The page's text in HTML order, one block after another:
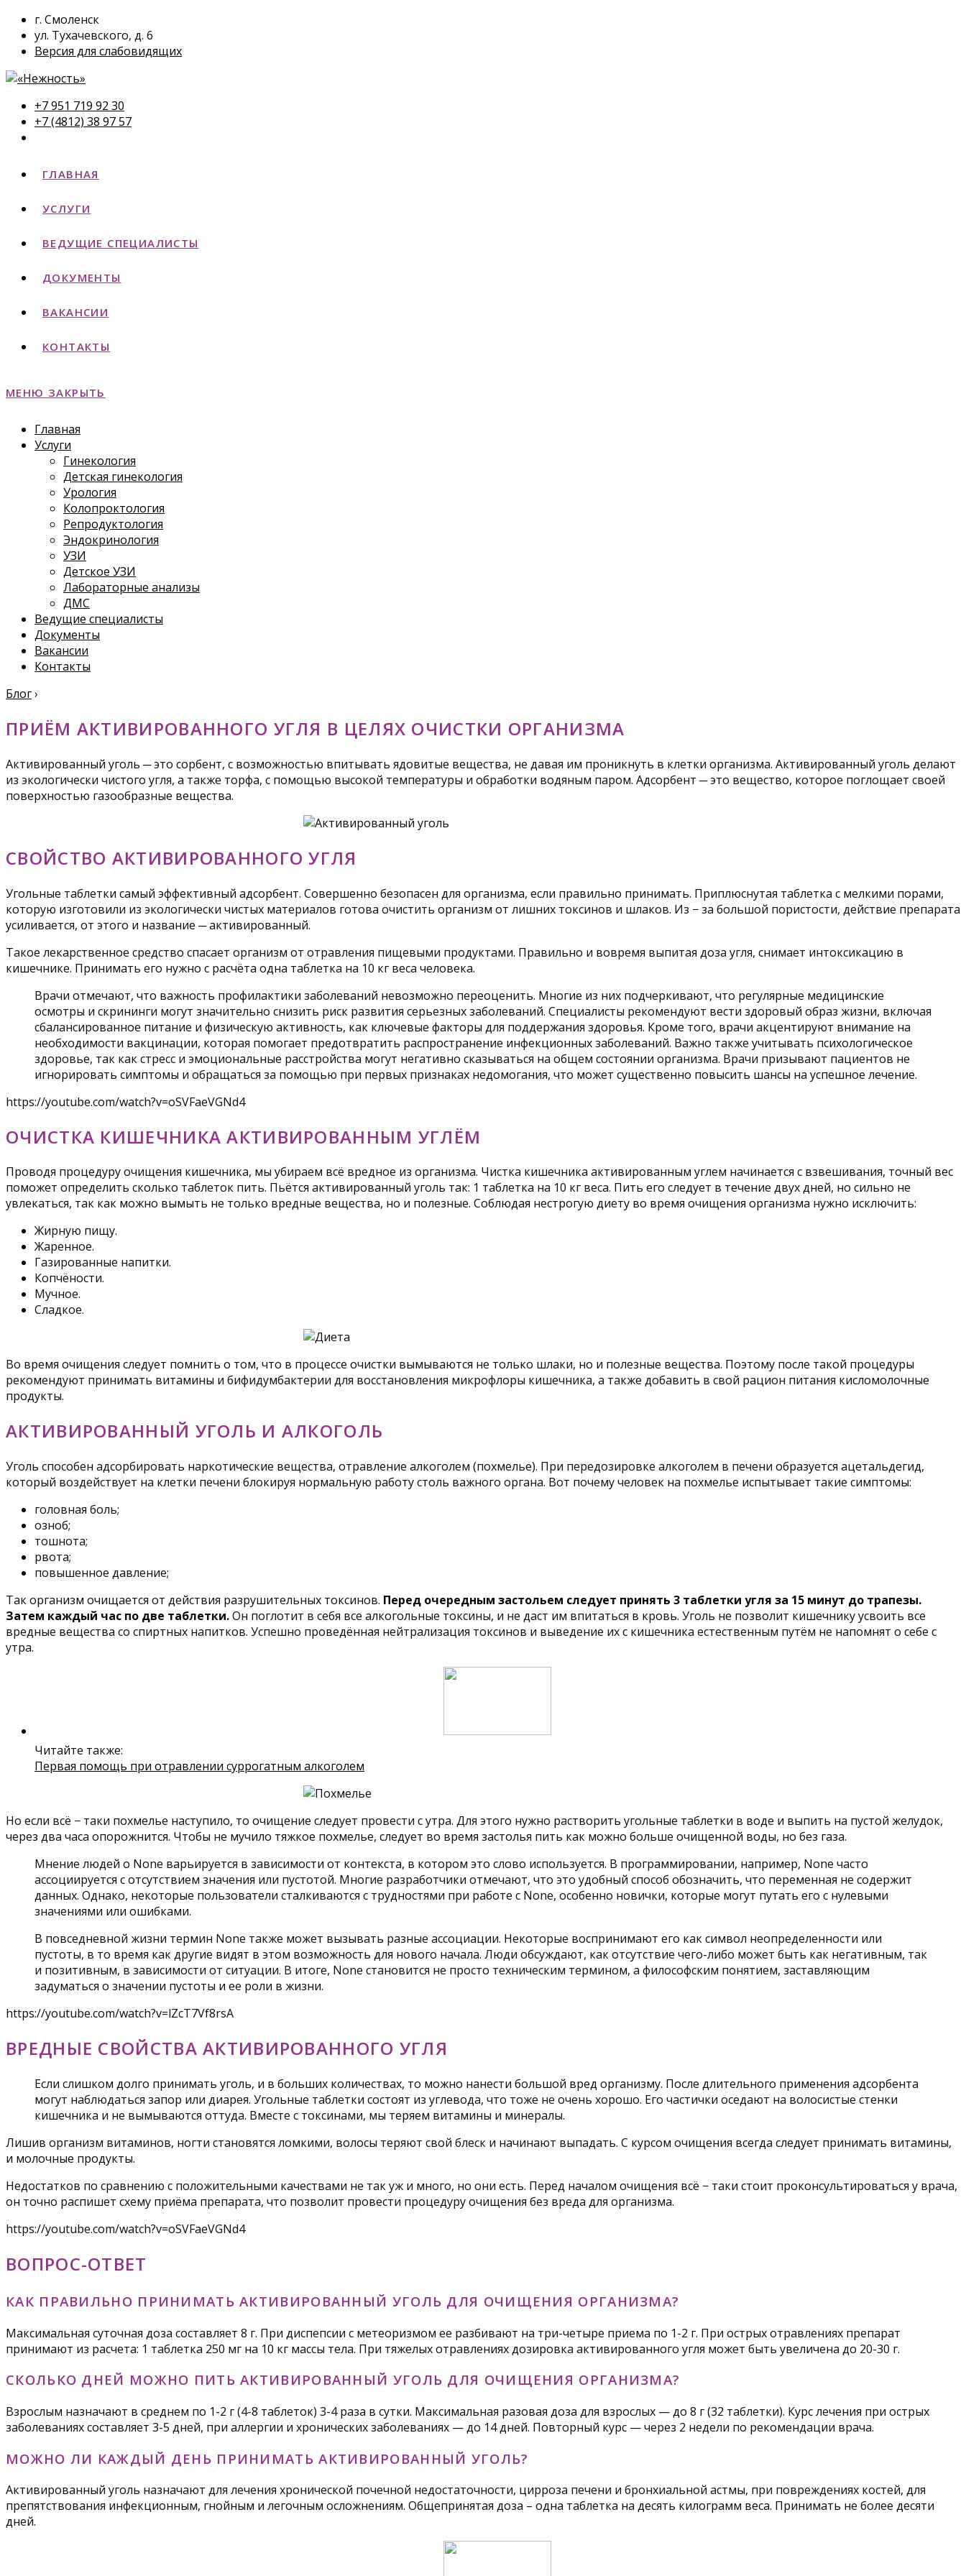
г. Смоленск
ул. Тухачевского, д. 6
Версия для слабовидящих
+7 951 719 92 30
+7 (4812) 38 97 57
ГЛАВНАЯ
УСЛУГИ
ВЕДУЩИЕ СПЕЦИАЛИСТЫ
ДОКУМЕНТЫ
ВАКАНСИИ
КОНТАКТЫ
МЕНЮ ЗАКРЫТЬ
Главная
Услуги
Гинекология
Детская гинекология
Урология
Колопроктология
Репродуктология
Эндокринология
УЗИ
Детское УЗИ
Лабораторные анализы
ДМС
Ведущие специалисты
Документы
Вакансии
Контакты
Блог›
ПРИЁМ АКТИВИРОВАННОГО УГЛЯ В ЦЕЛЯХ ОЧИСТКИ ОРГАНИЗМА
Активированный уголь ─ это сорбент, с возможностью впитывать ядовитые вещества, не давая им проникнуть в клетки организма. Активированный уголь делают
из экологически чистого угля, а также торфа, с помощью высокой температуры и обработки водяным паром. Адсорбент ─ это вещество, которое поглощает своей
поверхностью газообразные вещества.
СВОЙСТВО АКТИВИРОВАННОГО УГЛЯ
Угольные таблетки самый эффективный адсорбент. Совершенно безопасен для организма, если правильно принимать. Приплюснутая таблетка с мелкими порами,
которую изготовили из экологически чистых материалов готова очистить организм от лишних токсинов и шлаков. Из − за большой пористости, действие препарата
усиливается, от этого и название ─ активированный.
Такое лекарственное средство спасает организм от отравления пищевыми продуктами. Правильно и вовремя выпитая доза угля, снимает интоксикацию в
кишечнике. Принимать его нужно с расчёта одна таблетка на 10 кг веса человека.
Врачи отмечают, что важность профилактики заболеваний невозможно переоценить. Многие из них подчеркивают, что регулярные медицинские
осмотры и скрининги могут значительно снизить риск развития серьезных заболеваний. Специалисты рекомендуют вести здоровый образ жизни, включая
сбалансированное питание и физическую активность, как ключевые факторы для поддержания здоровья. Кроме того, врачи акцентируют внимание на
необходимости вакцинации, которая помогает предотвратить распространение инфекционных заболеваний. Важно также учитывать психологическое
здоровье, так как стресс и эмоциональные расстройства могут негативно сказываться на общем состоянии организма. Врачи призывают пациентов не
игнорировать симптомы и обращаться за помощью при первых признаках недомогания, что может существенно повысить шансы на успешное лечение.
https://youtube.com/watch?v=oSVFaeVGNd4
ОЧИСТКА КИШЕЧНИКА АКТИВИРОВАННЫМ УГЛЁМ
Проводя процедуру очищения кишечника, мы убираем всё вредное из организма. Чистка кишечника активированным углем начинается с взвешивания, точный вес
поможет определить сколько таблеток пить. Пьётся активированный уголь так: 1 таблетка на 10 кг веса. Пить его следует в течение двух дней, но сильно не
увлекаться, так как можно вымыть не только вредные вещества, но и полезные. Соблюдая нестрогую диету во время очищения организма нужно исключить:
Жирную пищу.
Жаренное.
Газированные напитки.
Копчёности.
Мучное.
Сладкое.
Во время очищения следует помнить о том, что в процессе очистки вымываются не только шлаки, но и полезные вещества. Поэтому после такой процедуры
рекомендуют принимать витамины и бифидумбактерии для восстановления микрофлоры кишечника, а также добавить в свой рацион питания кисломолочные
продукты.
АКТИВИРОВАННЫЙ УГОЛЬ И АЛКОГОЛЬ
Уголь способен адсорбировать наркотические вещества, отравление алкоголем (похмелье). При передозировке алкоголем в печени образуется ацетальдегид,
который воздействует на клетки печени блокируя нормальную работу столь важного органа. Вот почему человек на похмелье испытывает такие симптомы:
головная боль;
озноб;
тошнота;
рвота;
повышенное давление;
Так организм очищается от действия разрушительных токсинов. Перед очередным застольем следует принять 3 таблетки угля за 15 минут до трапезы.
Затем каждый час по две таблетки.Он поглотит в себя все алкогольные токсины, и не даст им впитаться в кровь. Уголь не позволит кишечнику усвоить все
вредные вещества со спиртных напитков. Успешно проведённая нейтрализация токсинов и выведение их с кишечника естественным путём не напомнят о себе с
утра.
Читайте также:
Первая помощь при отравлении суррогатным алкоголем
Но если всё − таки похмелье наступило, то очищение следует провести с утра. Для этого нужно растворить угольные таблетки в воде и выпить на пустой желудок,
через два часа опорожнится. Чтобы не мучило тяжкое похмелье, следует во время застолья пить как можно больше очищенной воды, но без газа.
Мнение людей о None варьируется в зависимости от контекста, в котором это слово используется. В программировании, например, None часто
ассоциируется с отсутствием значения или пустотой. Многие разработчики отмечают, что это удобный способ обозначить, что переменная не содержит
данных. Однако, некоторые пользователи сталкиваются с трудностями при работе с None, особенно новички, которые могут путать его с нулевыми
значениями или ошибками.
В повседневной жизни термин None также может вызывать разные ассоциации. Некоторые воспринимают его как символ неопределенности или
пустоты, в то время как другие видят в этом возможность для нового начала. Люди обсуждают, как отсутствие чего-либо может быть как негативным, так
и позитивным, в зависимости от ситуации. В итоге, None становится не просто техническим термином, а философским понятием, заставляющим
задуматься о значении пустоты и ее роли в жизни.
https://youtube.com/watch?v=lZcT7Vf8rsA
ВРЕДНЫЕ СВОЙСТВА АКТИВИРОВАННОГО УГЛЯ
Если слишком долго принимать уголь, и в больших количествах, то можно нанести большой вред организму. После длительного применения адсорбента
могут наблюдаться запор или диарея. Угольные таблетки состоят из углевода, что тоже не очень хорошо. Его частички оседают на волосистые стенки
кишечника и не вымываются оттуда. Вместе с токсинами, мы теряем витамины и минералы.
Лишив организм витаминов, ногти становятся ломкими, волосы теряют свой блеск и начинают выпадать. С курсом очищения всегда следует принимать витамины,
и молочные продукты.
Недостатков по сравнению с положительными качествами не так уж и много, но они есть. Перед началом очищения всё − таки стоит проконсультироваться у врача,
он точно распишет схему приёма препарата, что позволит провести процедуру очищения без вреда для организма.
https://youtube.com/watch?v=oSVFaeVGNd4
ВОПРОС-ОТВЕТ
КАК ПРАВИЛЬНО ПРИНИМАТЬ АКТИВИРОВАННЫЙ УГОЛЬ ДЛЯ ОЧИЩЕНИЯ ОРГАНИЗМА?
Максимальная суточная доза составляет 8 г. При диспепсии с метеоризмом ее разбивают на три-четыре приема по 1-2 г. При острых отравлениях препарат
принимают из расчета: 1 таблетка 250 мг на 10 кг массы тела. При тяжелых отравлениях дозировка активированного угля может быть увеличена до 20-30 г.
СКОЛЬКО ДНЕЙ МОЖНО ПИТЬ АКТИВИРОВАННЫЙ УГОЛЬ ДЛЯ ОЧИЩЕНИЯ ОРГАНИЗМА?
Взрослым назначают в среднем по 1-2 г (4-8 таблеток) 3-4 раза в сутки. Максимальная разовая доза для взрослых — до 8 г (32 таблетки). Курс лечения при острых
заболеваниях составляет 3-5 дней, при аллергии и хронических заболеваниях — до 14 дней. Повторный курс — через 2 недели по рекомендации врача.
МОЖНО ЛИ КАЖДЫЙ ДЕНЬ ПРИНИМАТЬ АКТИВИРОВАННЫЙ УГОЛЬ?
Активированный уголь назначают для лечения хронической почечной недостаточности, цирроза печени и бронхиальной астмы, при повреждениях костей, для
препятствования инфекционным, гнойным и легочным осложнениям. Общепринятая доза – одна таблетка на десять килограмм веса. Принимать не более десяти
дней.